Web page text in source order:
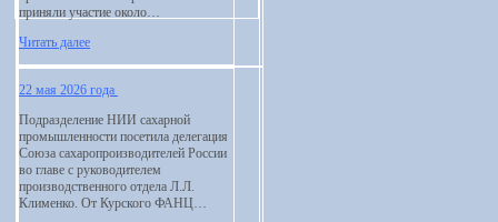
приняли участие около…
Читать далее
22 мая 2026 года
Подразделение НИИ сахарной
промышленности посетила делегация
Союза сахаропроизводителей России
во главе с руководителем
производственного отдела Л.Л.
Клименко. От Курского ФАНЦ…